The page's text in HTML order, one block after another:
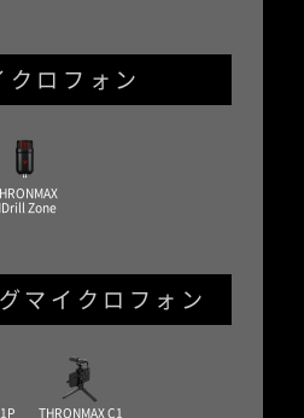
クロフォン
Zone
マイクロフォン
THRONMAX C1